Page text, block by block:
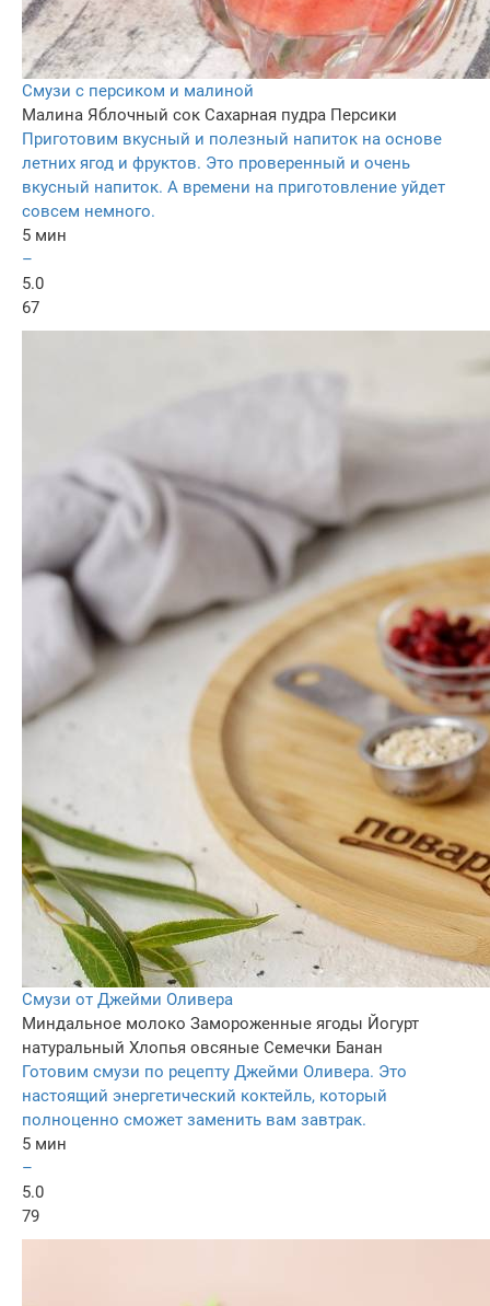
Смузи с персиком и малиной
Малина Яблочный сок Сахарная пудра Персики
Приготовим вкусный и полезный напиток на основе
летних ягод и фруктов. Это проверенный и очень
вкусный напиток. А времени на приготовление уйдет
совсем немного.
5 мин
–
5.0
67
Смузи от Джейми Оливера
Миндальное молоко Замороженные ягоды Йогурт
натуральный Хлопья овсяные Семечки Банан
Готовим смузи по рецепту Джейми Оливера. Это
настоящий энергетический коктейль, который
полноценно сможет заменить вам завтрак.
5 мин
–
5.0
79